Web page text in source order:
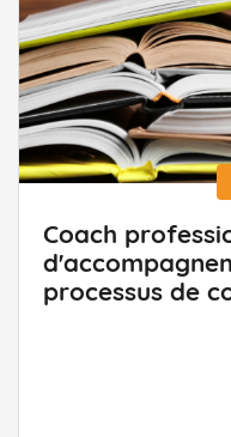
Coach
processus de